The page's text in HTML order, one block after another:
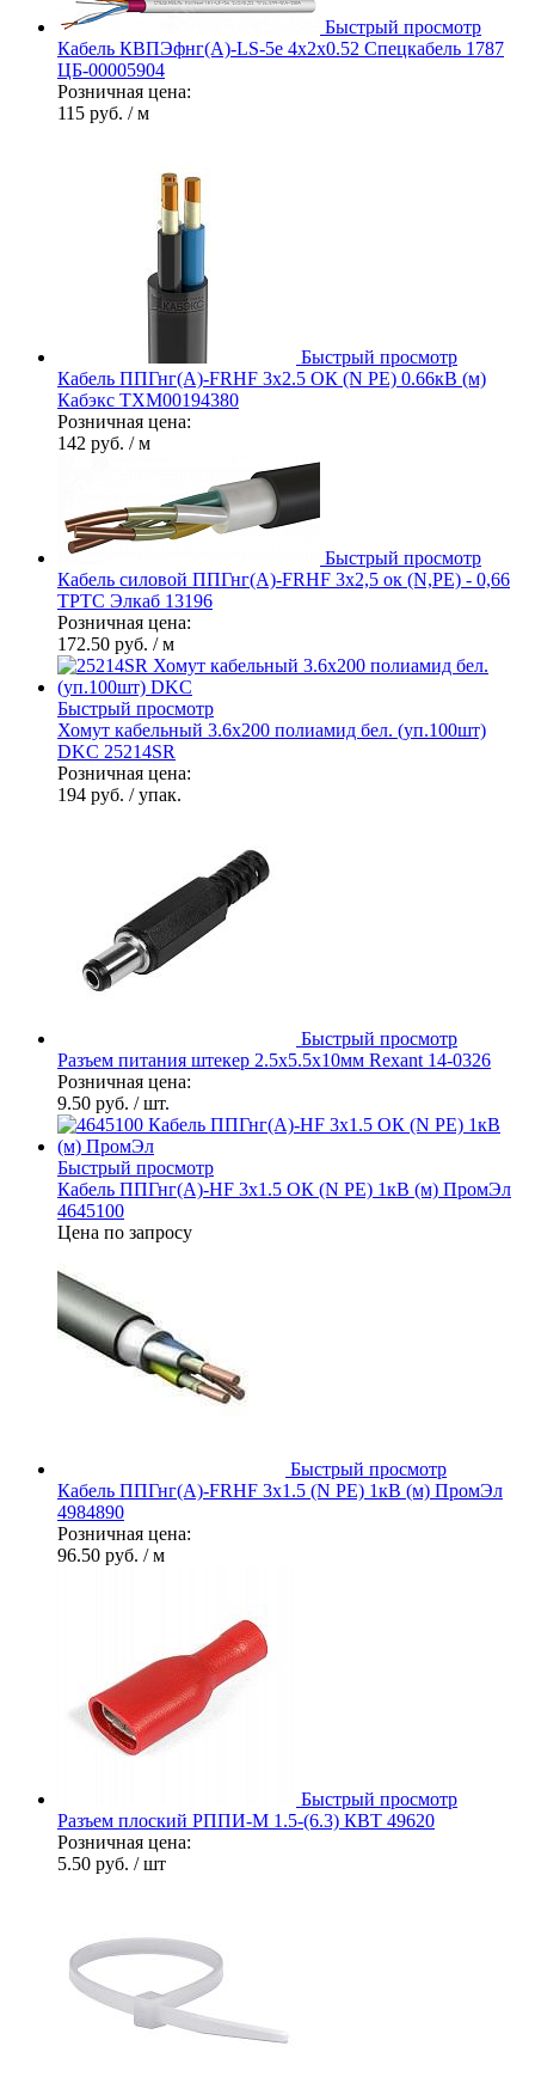
Быстрый просмотр
Кабель КВПЭфнг(А)-LS-5е 4х2х0.52 Спецкабель 1787
ЦБ-00005904
Розничная цена:
115 руб. / м
Быстрый просмотр
Кабель ППГнг(А)-FRHF 3х2.5 ОК (N PE) 0.66кВ (м)
Кабэкс ТХМ00194380
Розничная цена:
142 руб. / м
Быстрый просмотр
Кабель силовой ППГнг(А)-FRHF 3х2,5 ок (N,PE) - 0,66
ТРТС Элкаб 13196
Розничная цена:
172.50 руб. / м
Быстрый просмотр
Хомут кабельный 3.6х200 полиамид бел. (уп.100шт)
DKC 25214SR
Розничная цена:
194 руб. / упак.
Быстрый просмотр
Разъем питания штекер 2.5х5.5х10мм Rexant 14-0326
Розничная цена:
9.50 руб. / шт.
Быстрый просмотр
Кабель ППГнг(А)-HF 3х1.5 ОК (N PE) 1кВ (м) ПромЭл
4645100
Цена по запросу
Быстрый просмотр
Кабель ППГнг(А)-FRHF 3х1.5 (N PE) 1кВ (м) ПромЭл
4984890
Розничная цена:
96.50 руб. / м
Быстрый просмотр
Разъем плоский РППИ-М 1.5-(6.3) КВТ 49620
Розничная цена:
5.50 руб. / шт